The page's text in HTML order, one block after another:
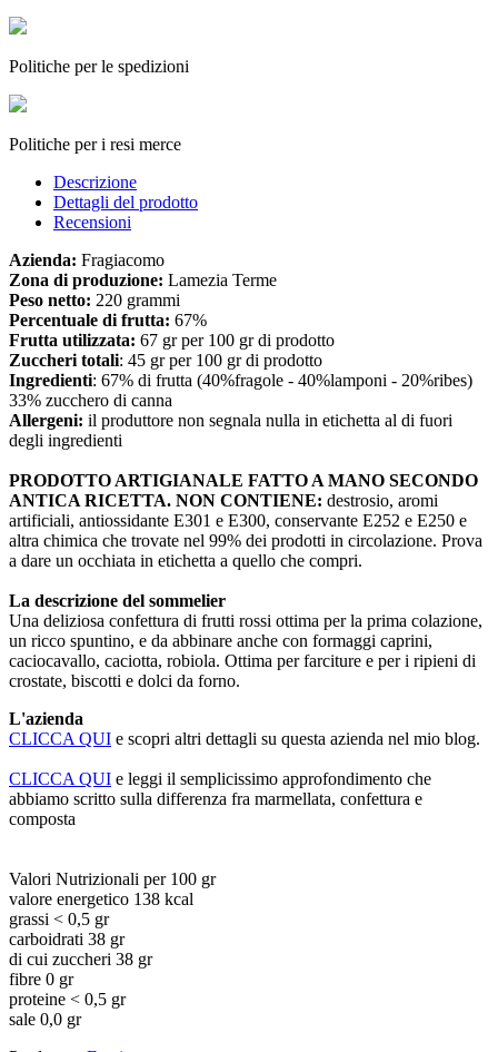
Politiche per le spedizioni
Politiche per i resi merce
Descrizione
Dettagli del prodotto
Recensioni
Azienda: Fragiacomo
Zona di produzione: Lamezia Terme
Peso netto: 220 grammi
Percentuale di frutta: 67%
Frutta utilizzata: 67 gr per 100 gr di prodotto
Zuccheri totali: 45 gr per 100 gr di prodotto
Ingredienti: 67% di frutta (40%fragole - 40%lamponi - 20%ribes)
33% zucchero di canna
Allergeni: il produttore non segnala nulla in etichetta al di fuori
degli ingredienti
PRODOTTO ARTIGIANALE FATTO A MANO SECONDO
ANTICA RICETTA. NON CONTIENE: destrosio, aromi
artificiali, antiossidante E301 e E300, conservante E252 e E250 e
altra chimica che trovate nel 99% dei prodotti in circolazione. Prova
a dare un occhiata in etichetta a quello che compri.
La descrizione del sommelier
Una deliziosa confettura di frutti rossi ottima per la prima colazione,
un ricco spuntino, e da abbinare anche con formaggi caprini,
caciocavallo, caciotta, robiola. Ottima per farciture e per i ripieni di
crostate, biscotti e dolci da forno.
L'azienda
CLICCA QUI e scopri altri dettagli su questa azienda nel mio blog.
CLICCA QUI e leggi il semplicissimo approfondimento che
abbiamo scritto sulla differenza fra marmellata, confettura e
composta
Valori Nutrizionali per 100 gr
valore energetico 138 kcal
grassi < 0,5 gr
carboidrati 38 gr
di cui zuccheri 38 gr
fibre 0 gr
proteine < 0,5 gr
sale 0,0 gr